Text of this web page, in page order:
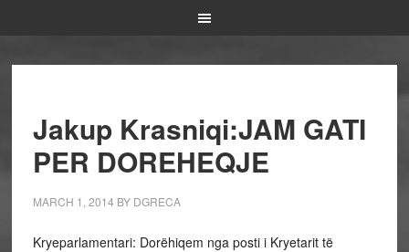
Jakup Krasniqi:JAM GATI
PER DOREHEQJE
MARCH 1, 2014 BY DGRECA
Kryeparlamentari: Dorëhiqem nga posti i Kryetarit të